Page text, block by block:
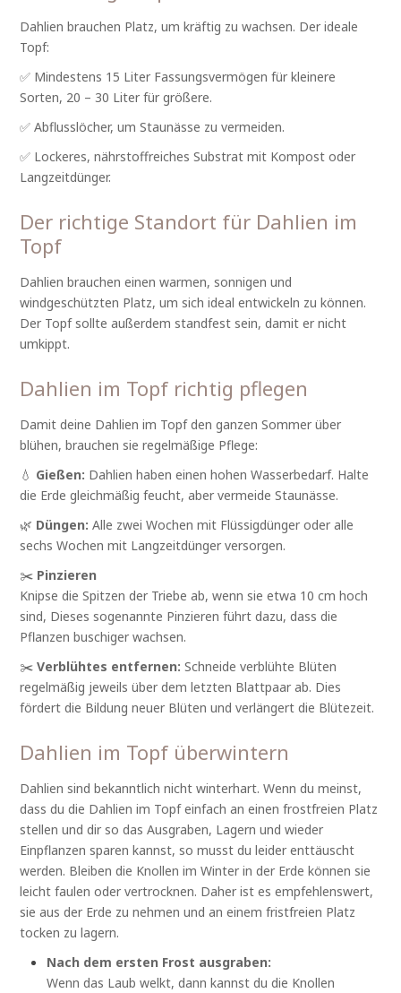
Dahlien brauchen Platz, um kräftig zu wachsen. Der ideale
Topf:
✅ Mindestens 15 Liter Fassungsvermögen für kleinere
Sorten, 20 – 30 Liter für größere.
✅ Abflusslöcher, um Staunässe zu vermeiden.
✅ Lockeres, nährstoffreiches Substrat mit Kompost oder
Langzeitdünger.
Der richtige Standort für Dahlien im
Topf
Dahlien brauchen einen warmen, sonnigen und
windgeschützten Platz, um sich ideal entwickeln zu können.
Der Topf sollte außerdem standfest sein, damit er nicht
umkippt.
Dahlien im Topf richtig pflegen
Damit deine Dahlien im Topf den ganzen Sommer über
blühen, brauchen sie regelmäßige Pflege:
💧 Gießen: Dahlien haben einen hohen Wasserbedarf. Halte
die Erde gleichmäßig feucht, aber vermeide Staunässe.
🌿 Düngen: Alle zwei Wochen mit Flüssigdünger oder alle
sechs Wochen mit Langzeitdünger versorgen.
✂️ Pinzieren
Knipse die Spitzen der Triebe ab, wenn sie etwa 10 cm hoch
sind, Dieses sogenannte Pinzieren führt dazu, dass die
Pflanzen buschiger wachsen.
✂️Verblühtes entfernen: Schneide verblühte Blüten
regelmäßig jeweils über dem letzten Blattpaar ab. Dies
fördert die Bildung neuer Blüten und verlängert die Blütezeit.
Dahlien im Topf überwintern
Dahlien sind bekanntlich nicht winterhart. Wenn du meinst,
dass du die Dahlien im Topf einfach an einen frostfreien Platz
stellen und dir so das Ausgraben, Lagern und wieder
Einpflanzen sparen kannst, so musst du leider enttäuscht
werden. Bleiben die Knollen im Winter in der Erde können sie
leicht faulen oder vertrocknen. Daher ist es empfehlenswert,
sie aus der Erde zu nehmen und an einem fristfreien Platz
tocken zu lagern.
Nach dem ersten Frost ausgraben:
Wenn das Laub welkt, dann kannst du die Knollen